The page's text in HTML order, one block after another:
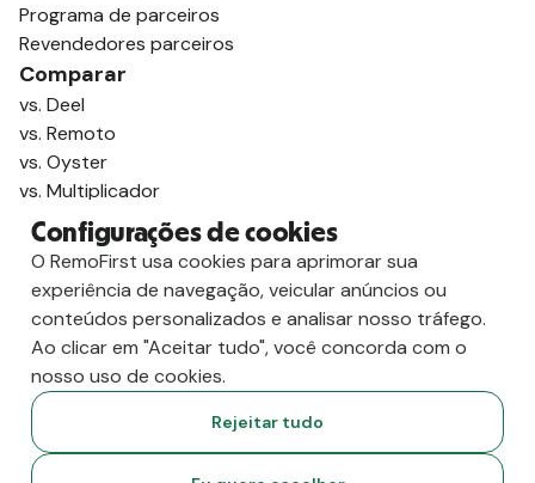
Programa de parceiros
Revendedores parceiros
Comparar
vs. Deel
vs. Remoto
vs. Oyster
vs. Multiplicador
Configurações de cookies
O RemoFirst usa cookies para aprimorar sua
experiência de navegação, veicular anúncios ou
conteúdos personalizados e analisar nosso tráfego.
Ao clicar em "Aceitar tudo", você concorda com o
nosso uso de cookies.
Rejeitar tudo